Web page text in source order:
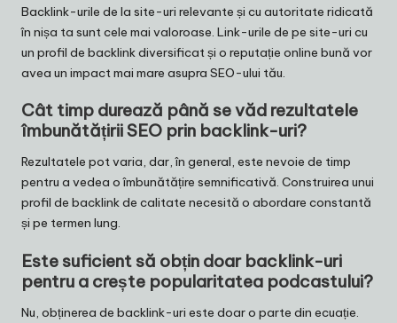
Backlink-urile de la site-uri relevante și cu autoritate ridicată
în nișa ta sunt cele mai valoroase. Link-urile de pe site-uri cu
un profil de backlink diversificat și o reputație online bună vor
avea un impact mai mare asupra SEO-ului tău.
Cât timp durează până se văd rezultatele
îmbunătățirii SEO prin backlink-uri?
Rezultatele pot varia, dar, în general, este nevoie de timp
pentru a vedea o îmbunătățire semnificativă. Construirea unui
profil de backlink de calitate necesită o abordare constantă
și pe termen lung.
Este suficient să obțin doar backlink-uri
pentru a crește popularitatea podcastului?
Nu, obținerea de backlink-uri este doar o parte din ecuație.